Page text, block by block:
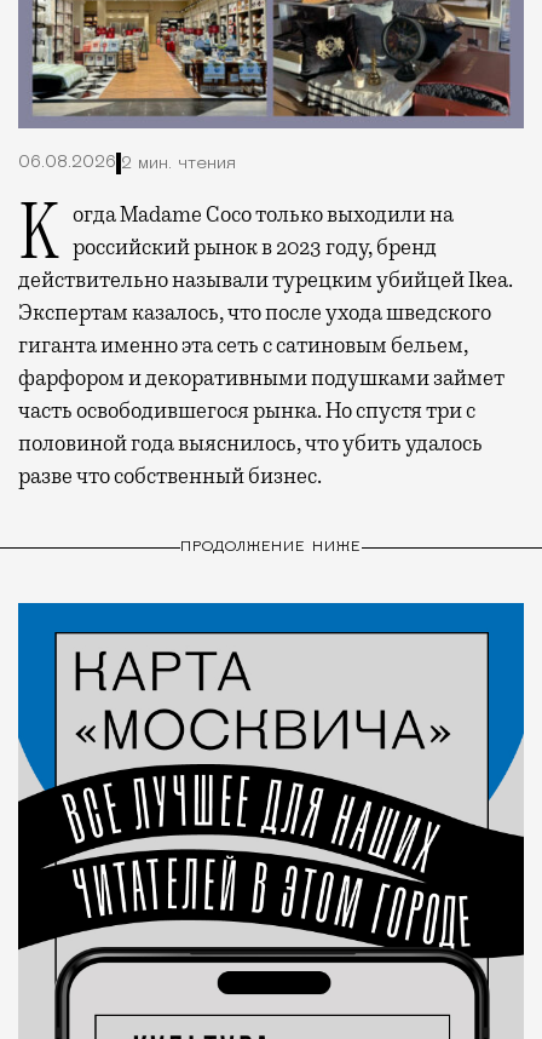
06.08.2026 2 мин. чтения
Когда Madame Coco только выходили на российский рынок в 2023 году, бренд
действительно называли турецким убийцей Ikea.
Экспертам казалось, что после ухода шведского
гиганта именно эта сеть с сатиновым бельем,
фарфором и декоративными подушками займет
часть освободившегося рынка. Но спустя три с
половиной года выяснилось, что убить удалось
разве что собственный бизнес.
ПРОДОЛЖЕНИЕ НИЖЕ